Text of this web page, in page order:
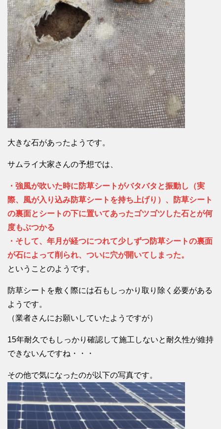
大きな石があったようです。
サムライ大家さんの予想では、
・強風が吹いた時に防草シートがバタバタと振動し（実
際、風が入り込み防草シートを持ち上げり）、防草シート
の裏面とシートの下に置いてあったゴツゴツした石とが何
度もぶつかる
・そして、年月が経つにつれて少しずつ防草シートの裏面
が石によって削られ、ついに穴が開いてしまった。
ということのようです。
防草シートを敷く際には石もしっかり取り除く必要がある
ようです。
（業者さんにお願いしていたようですが）
15年耐久でもしっかり確認して施工しないと耐久性が維持
できないんですね・・・
その他で気になったのが以下の写真です。